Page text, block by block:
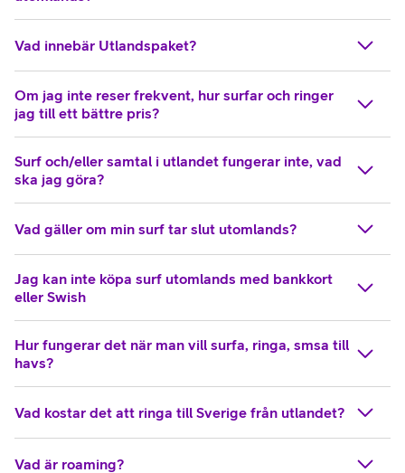
Vad innebär Utlandspaket?
Om jag inte reser frekvent, hur surfar och ringer
jag till ett bättre pris?
Surf och/eller samtal i utlandet fungerar inte, vad
ska jag göra?
Vad gäller om min surf tar slut utomlands?
Jag kan inte köpa surf utomlands med bankkort
eller Swish
Hur fungerar det när man vill surfa, ringa, smsa till
havs?
Vad kostar det att ringa till Sverige från utlandet?
Vad är roaming?